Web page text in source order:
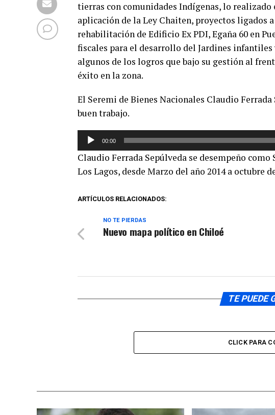
tierras con comunidades Indígenas, lo
aplicación de la Ley Chaiten, proyectos ligados
rehabilitación de Edificio Ex PDI, Egaña 60 en
fiscales para el desarrollo del Jardines
algunos de los logros que bajo su gestión al
éxito en la zona.
El Seremi de Bienes Nacionales Claudio
buen trabajo.
Reproductor
audio
00:00
Claudio Ferrada Sepúlveda se desempeño
Los Lagos, desde Marzo del año 2014 a octubre
ARTÍCULOS RELACIONADOS:
NO TE PIERDAS
Nuevo mapa político en Chiloé
TE PUEDE
CLICK PARA